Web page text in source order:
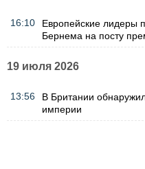
16:10
Европейские лидеры
Бернема на посту
19 июля 2026
13:56
В Британии
империи